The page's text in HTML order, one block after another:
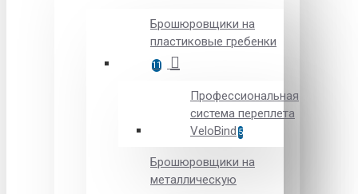
Брошюровщики на
пластиковые гребенки
11
Профессиональная
система переплета
VeloBind 5
Брошюровщики на
металлическую